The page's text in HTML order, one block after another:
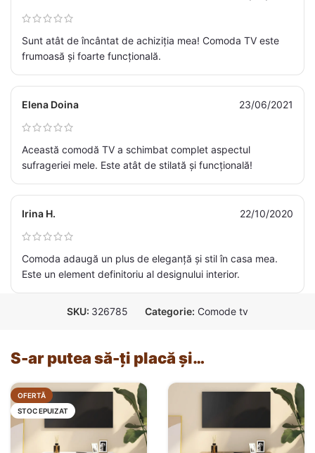
Sunt atât de încântat de achiziția mea! Comoda TV este
frumoasă și foarte funcțională.
Elena Doina 23/06/2021
Această comodă TV a schimbat complet aspectul
sufrageriei mele. Este atât de stilată și funcțională!
Irina H. 22/10/2020
Comoda adaugă un plus de eleganță și stil în casa mea.
Este un element definitoriu al designului interior.
SKU: 326785 Categorie: Comode tv
S-ar putea să-ți placă și…
OFERTĂ
STOC EPUIZAT